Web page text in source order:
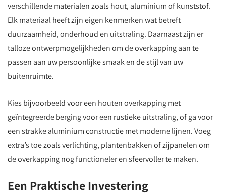
verschillende materialen zoals hout, aluminium of kunststof.
Elk materiaal heeft zijn eigen kenmerken wat betreft
duurzaamheid, onderhoud en uitstraling. Daarnaast zijn er
talloze ontwerpmogelijkheden om de overkapping aan te
passen aan uw persoonlijke smaak en de stijl van uw
buitenruimte.
Kies bijvoorbeeld voor een houten overkapping met
geïntegreerde berging voor een rustieke uitstraling, of ga voor
een strakke aluminium constructie met moderne lijnen. Voeg
extra’s toe zoals verlichting, plantenbakken of zijpanelen om
de overkapping nog functioneler en sfeervoller te maken.
Een Praktische Investering